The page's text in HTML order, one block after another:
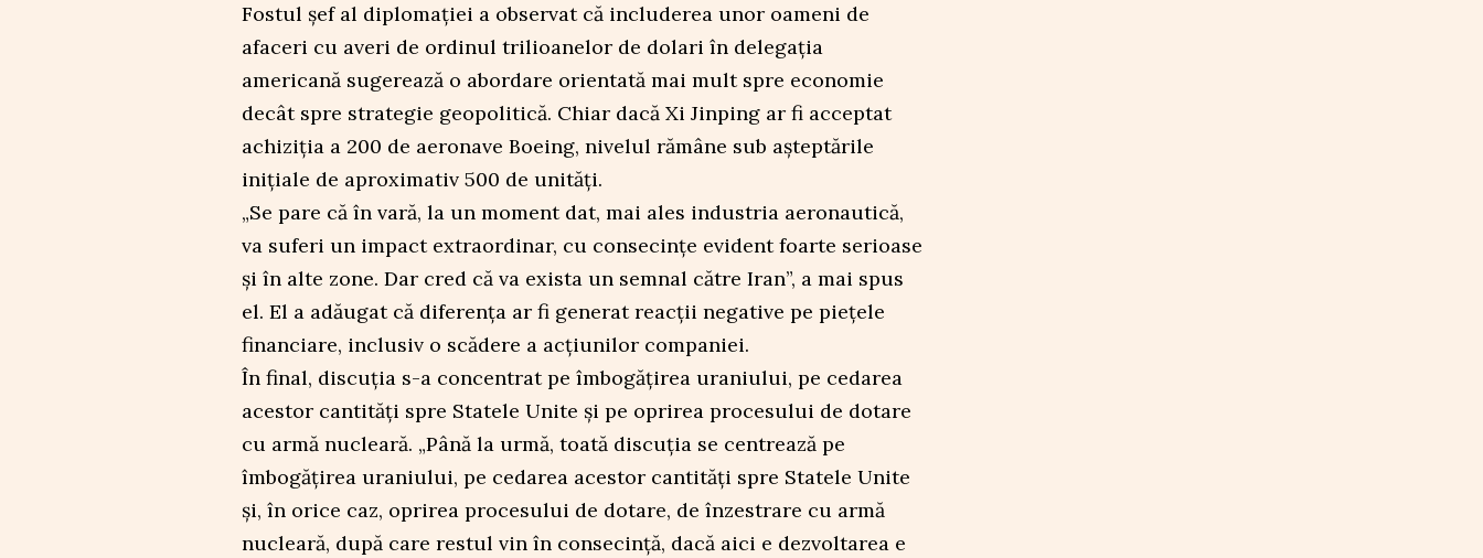
Fostul șef al diplomației a observat că includerea unor oameni de
afaceri cu averi de ordinul trilioanelor de dolari în delegația
americană sugerează o abordare orientată mai mult spre economie
decât spre strategie geopolitică. Chiar dacă Xi Jinping ar fi acceptat
achiziția a 200 de aeronave Boeing, nivelul rămâne sub așteptările
inițiale de aproximativ 500 de unități.
„Se pare că în vară, la un moment dat, mai ales industria aeronautică,
va suferi un impact extraordinar, cu consecințe evident foarte serioase
și în alte zone. Dar cred că va exista un semnal către Iran”, a mai spus
el. El a adăugat că diferența ar fi generat reacții negative pe piețele
financiare, inclusiv o scădere a acțiunilor companiei.
În final, discuția s-a concentrat pe îmbogățirea uraniului, pe cedarea
acestor cantități spre Statele Unite și pe oprirea procesului de dotare
cu armă nucleară. „Până la urmă, toată discuția se centrează pe
îmbogățirea uraniului, pe cedarea acestor cantități spre Statele Unite
și, în orice caz, oprirea procesului de dotare, de înzestrare cu armă
nucleară, după care restul vin în consecință, dacă aici e dezvoltarea e